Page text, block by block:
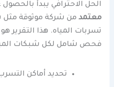
الحل الاحترافي يبدأ
معتمد من شركة موثوقة مثل
تسربات المياه. هذا
فحص شامل لكل شبكات
تحديد أماكن